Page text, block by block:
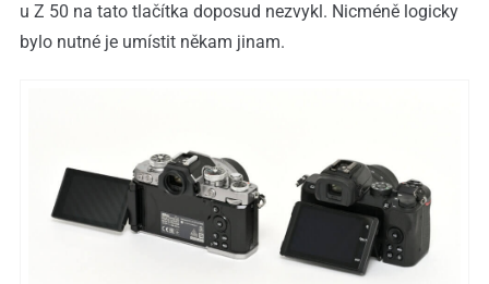
u Z 50 na tato tlačítka doposud nezvykl. Nicméně logicky
bylo nutné je umístit někam jinam.